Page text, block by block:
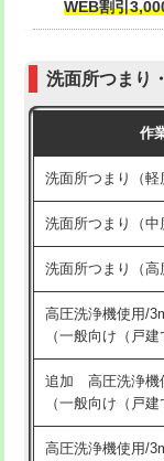
マス交換（深さ
モルタル補修（厚
モルタル補修（厚
洗面台設置
バスタブ設置
追加人工
廃棄・処分
※給水管工事は
（P/S/ポップアッ
交換・取付（その
持込商品取付（単
持込商品取付（混
持込商品取付（
給水管工事※（ホ
給水管工事※（
給水管工事※（支
給水管工事※（保
め込み）)
WEB割引
洗面所つまり
作
洗面所つまり（軽
洗面所つまり（中
洗面所つまり（高
高圧洗浄機使用/
（一般向け（戸建
追加 高圧洗浄機
（一般向け（戸建
高圧洗浄機使用/